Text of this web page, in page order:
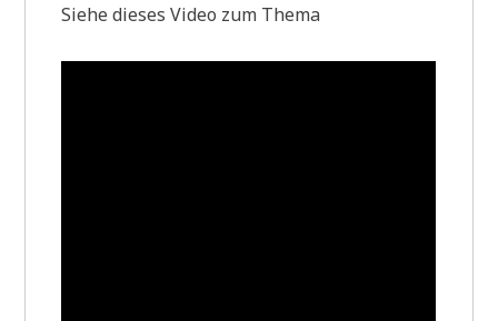
Sie­he die­ses Video zum Thema